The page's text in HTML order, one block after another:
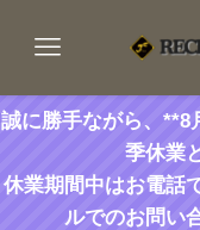
誠に勝手ながら、**8
季休業
休業期間中はお電話
ルでのお問い